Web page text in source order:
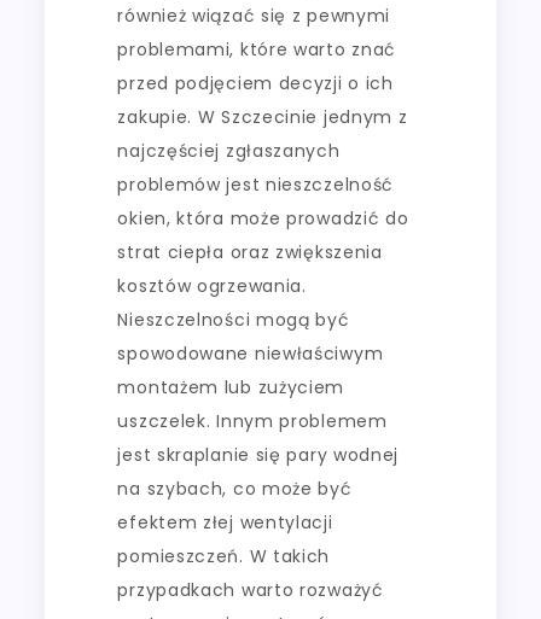
również wiązać się z pewnymi
problemami, które warto znać
przed podjęciem decyzji o ich
zakupie. W Szczecinie jednym z
najczęściej zgłaszanych
problemów jest nieszczelność
okien, która może prowadzić do
strat ciepła oraz zwiększenia
kosztów ogrzewania.
Nieszczelności mogą być
spowodowane niewłaściwym
montażem lub zużyciem
uszczelek. Innym problemem
jest skraplanie się pary wodnej
na szybach, co może być
efektem złej wentylacji
pomieszczeń. W takich
przypadkach warto rozważyć